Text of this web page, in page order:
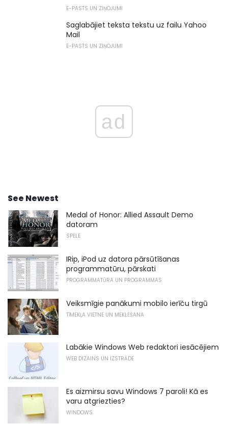
E-PASTS UN ZIŅOJUMI
Saglabājiet teksta tekstu uz failu Yahoo
Mail
E-PASTS UN ZIŅOJUMI
ad
See Newest
Medal of Honor: Allied Assault Demo
datoram
SPĒLE
IRip, iPod uz datora pārsūtīšanas
programmatūru, pārskati
PROGRAMMATŪRA UN PROGRAMMAS
Veiksmīgie panākumi mobilo ierīču tirgū
TĪMEKĻA VIETNE UN MEKLĒŠANA
Labākie Windows Web redaktori iesācējiem
WEB DIZAINS UN IZSTRĀDE
Es aizmirsu savu Windows 7 paroli! Kā es
varu atgriezties?
WINDOWS